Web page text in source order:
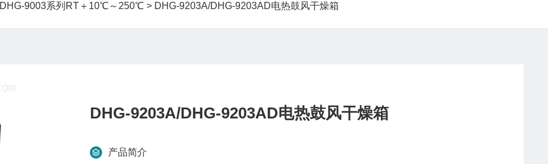
DHG-9003系列RT＋10℃～250℃ > DHG-9203A/DHG-9203AD电热鼓风干燥箱
DHG-9203A/DHG-9203AD电热鼓风干燥箱
产品简介